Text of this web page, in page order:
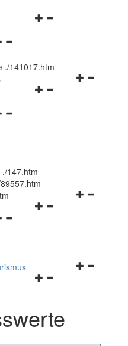
Navigationsmenü
./141017.htm
Navigationsmenü
./147.htm
Navigationsmenü
Navigationsmenü
schließen